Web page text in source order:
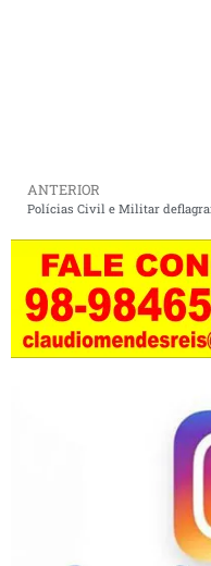
ANTERIOR